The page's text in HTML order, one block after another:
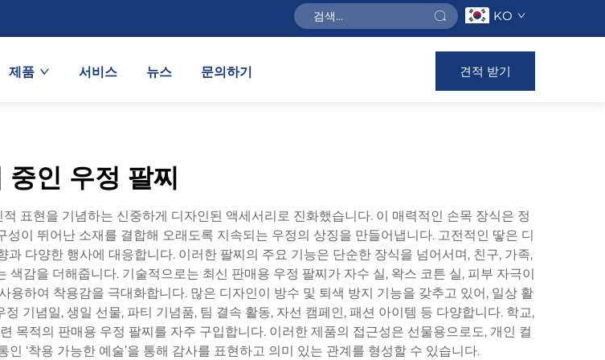
KO
제품 서비스 뉴스 문의하기 견적 받기
중인 우정 팔찌
표현을 기념하는 신중하게 디자인된 액세서리로 진화했습니다. 이 매력적인 손목 장식은 정
이 뛰어난 소재를 결합해 오래도록 지속되는 우정의 상징을 만들어냅니다. 고전적인 땋은 디
다양한 행사에 대응합니다. 이러한 팔찌의 주요 기능은 단순한 장식을 넘어서며, 친구, 가족,
감을 더해줍니다. 기술적으로는 최신 판매용 우정 팔찌가 자수 실, 왁스 코튼 실, 피부 자극이
하여 착용감을 극대화합니다. 많은 디자인이 방수 및 퇴색 방지 기능을 갖추고 있어, 일상 활
기념일, 생일 선물, 파티 기념품, 팀 결속 활동, 자선 캠페인, 패션 아이템 등 다양합니다. 학교,
목적의 판매용 우정 팔찌를 자주 구입합니다. 이러한 제품의 접근성은 선물용으로도, 개인 컬
‘착용 가능한 예술’을 통해 감사를 표현하고 의미 있는 관계를 형성할 수 있습니다.